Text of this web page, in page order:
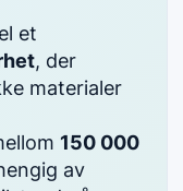
et
, der
materialer
150 000
av